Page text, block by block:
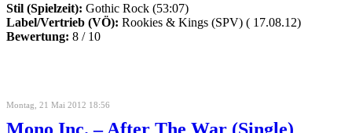
Stil (Spielzeit): Gothic Rock (53:07)
Label/Vertrieb (VÖ): Rookies & Kings (SPV) ( 17.08.12)
Bewertung: 8 / 10
Montag, 21 Mai 2012 18:56